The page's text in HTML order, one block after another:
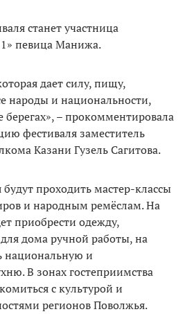
станет участница
певица Манижа.
дает силу, пищу,
народы и национальности,
– прокомментировала
фестиваля заместитель
Казани Гузель Сагитова.
проходить мастер-классы
и народным ремёслам. На
приобрести одежду,
дома ручной работы, на
национальную и
В зонах гостеприимства
с культурой и
регионов Поволжья.